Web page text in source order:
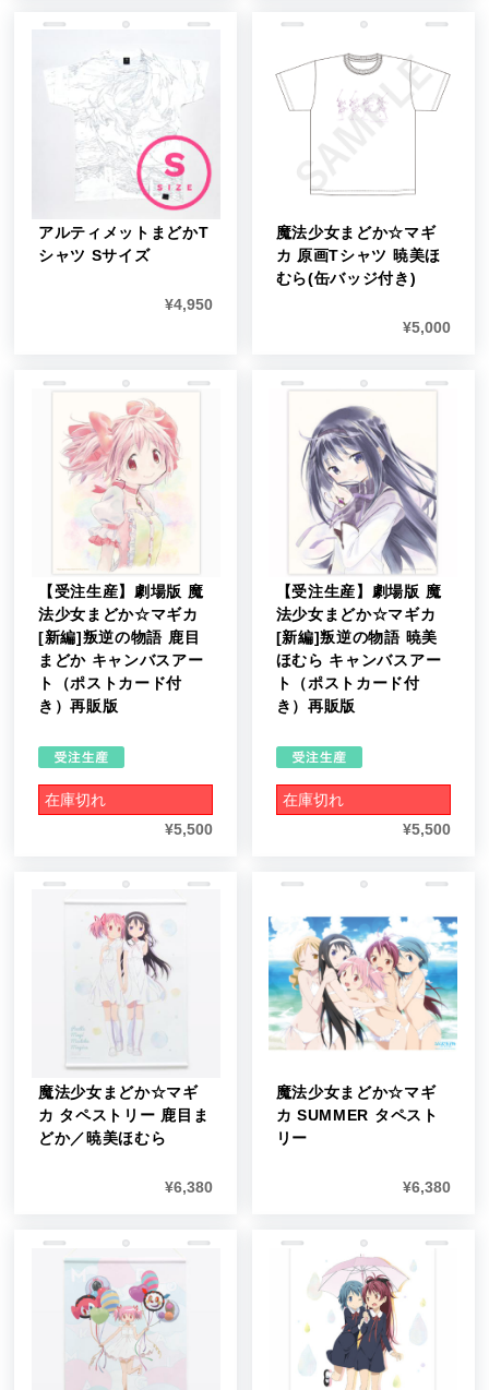
アルティメットまどかT
シャツ Sサイズ
¥4,950
魔法少女まどか☆マギ
カ 原画Tシャツ 暁美ほ
むら(缶バッジ付き)
¥5,000
【受注生産】劇場版 魔
法少女まどか☆マギカ
[新編]叛逆の物語 鹿目
まどか キャンバスアー
ト（ポストカード付
き）再販版
在庫切れ
¥5,500
【受注生産】劇場版 魔
法少女まどか☆マギカ
[新編]叛逆の物語 暁美
ほむら キャンバスアー
ト（ポストカード付
き）再販版
在庫切れ
¥5,500
魔法少女まどか☆マギ
カ タペストリー 鹿目ま
どか／暁美ほむら
¥6,380
魔法少女まどか☆マギ
カ SUMMER タペスト
リー
¥6,380